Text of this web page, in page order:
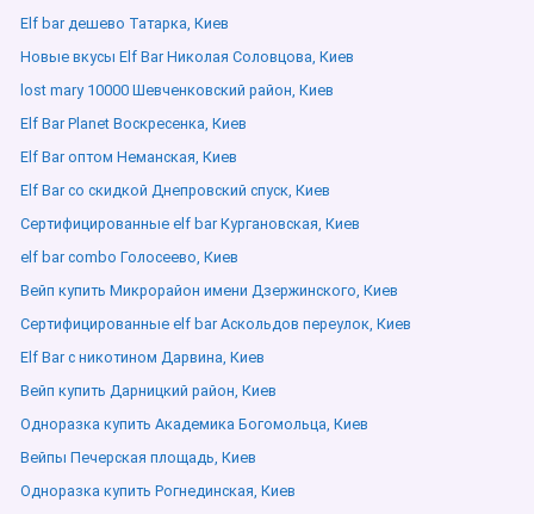
Elf bar дешево Татарка, Киев
Новые вкусы Elf Bar Николая Соловцова, Киев
lost mary 10000 Шевченковский район, Киев
Elf Bar Planet Воскресенка, Киев
Elf Bar оптом Неманская, Киев
Elf Bar со скидкой Днепровский спуск, Киев
Сертифицированные elf bar Кургановская, Киев
elf bar combo Голосеево, Киев
Вейп купить Микрорайон имени Дзержинского, Киев
Сертифицированные elf bar Аскольдов переулок, Киев
Elf Bar с никотином Дарвина, Киев
Вейп купить Дарницкий район, Киев
Одноразка купить Академика Богомольца, Киев
Вейпы Печерская площадь, Киев
Одноразка купить Рогнединская, Киев